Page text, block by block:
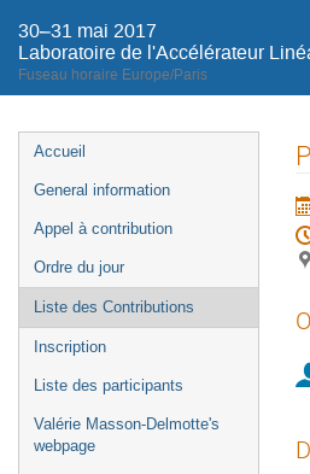
30–31 mai 2017
Laboratoire de l'Accélérateur
Fuseau horaire Europe/Paris
Menu
de
Accueil
General information
Appel à contribution
Ordre du jour
Liste des Contributions
Inscription
Liste des participants
Valérie Masson-Delmotte's
webpage